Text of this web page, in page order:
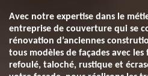
Avec notre expertise dans le
entreprise de couverture qui se
rénovation d’anciennes
tous modèles de façades avec
refoulé, taloché, rustique et